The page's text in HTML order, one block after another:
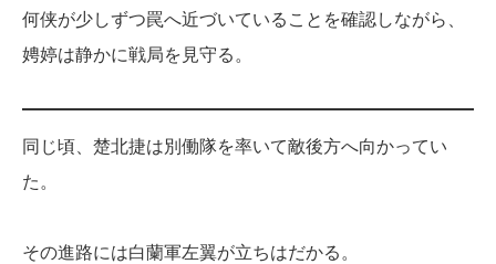
何侠が少しずつ罠へ近づいていることを確認しながら、
娉婷は静かに戦局を見守る。
同じ頃、楚北捷は別働隊を率いて敵後方へ向かってい
た。
その進路には白蘭軍左翼が立ちはだかる。